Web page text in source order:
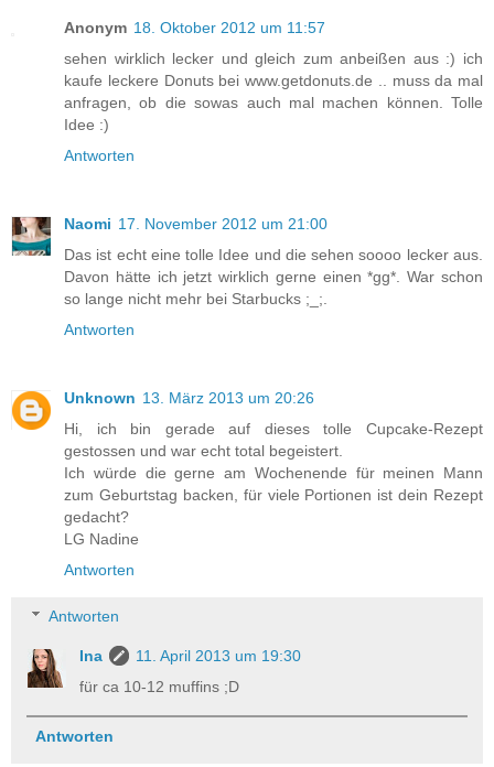
Anonym 18. Oktober 2012 um 11:57
sehen wirklich lecker und gleich zum anbeißen aus :) ich
kaufe leckere Donuts bei www.getdonuts.de .. muss da mal
anfragen, ob die sowas auch mal machen können. Tolle
Idee :)
Antworten
Naomi 17. November 2012 um 21:00
Das ist echt eine tolle Idee und die sehen soooo lecker aus.
Davon hätte ich jetzt wirklich gerne einen *gg*. War schon
so lange nicht mehr bei Starbucks ;_;.
Antworten
Unknown 13. März 2013 um 20:26
Hi, ich bin gerade auf dieses tolle Cupcake-Rezept
gestossen und war echt total begeistert.
Ich würde die gerne am Wochenende für meinen Mann
zum Geburtstag backen, für viele Portionen ist dein Rezept
gedacht?
LG Nadine
Antworten
Antworten
Ina
11. April 2013 um 19:30
für ca 10-12 muffins ;D
Antworten